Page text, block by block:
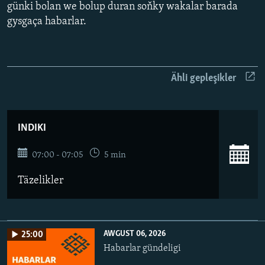
günki bolan we bolup duran soňky wakalar barada
gysgaça habarlar.
Ähli gepleşikler
INDIKI
07:00 - 07:05 5 min
Täzelikler
25:00 AWGUST 06, 2026
Habarlar gündeligi